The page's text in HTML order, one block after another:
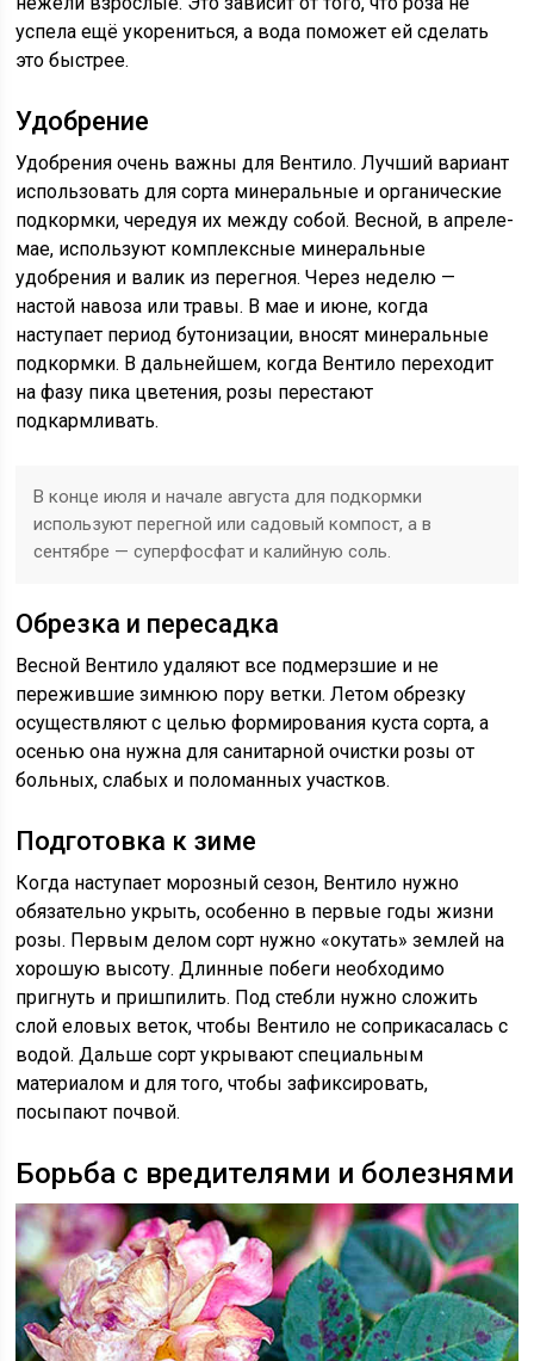
успела ещё укорениться, а вода поможет ей сделать
это быстрее.
Удобрение
Удобрения очень важны для Вентило. Лучший вариант
использовать для сорта минеральные и органические
подкормки, чередуя их между собой. Весной, в апреле-
мае, используют комплексные минеральные
удобрения и валик из перегноя. Через неделю —
настой навоза или травы. В мае и июне, когда
наступает период бутонизации, вносят минеральные
подкормки. В дальнейшем, когда Вентило переходит
на фазу пика цветения, розы перестают
подкармливать.
В конце июля и начале августа для подкормки
используют перегной или садовый компост, а в
сентябре — суперфосфат и калийную соль.
Обрезка и пересадка
Весной Вентило удаляют все подмерзшие и не
пережившие зимнюю пору ветки. Летом обрезку
осуществляют с целью формирования куста сорта, а
осенью она нужна для санитарной очистки розы от
больных, слабых и поломанных участков.
Подготовка к зиме
Когда наступает морозный сезон, Вентило нужно
обязательно укрыть, особенно в первые годы жизни
розы. Первым делом сорт нужно «окутать» землей на
хорошую высоту. Длинные побеги необходимо
пригнуть и пришпилить. Под стебли нужно сложить
слой еловых веток, чтобы Вентило не соприкасалась с
водой. Дальше сорт укрывают специальным
материалом и для того, чтобы зафиксировать,
посыпают почвой.
Борьба с вредителями и болезнями